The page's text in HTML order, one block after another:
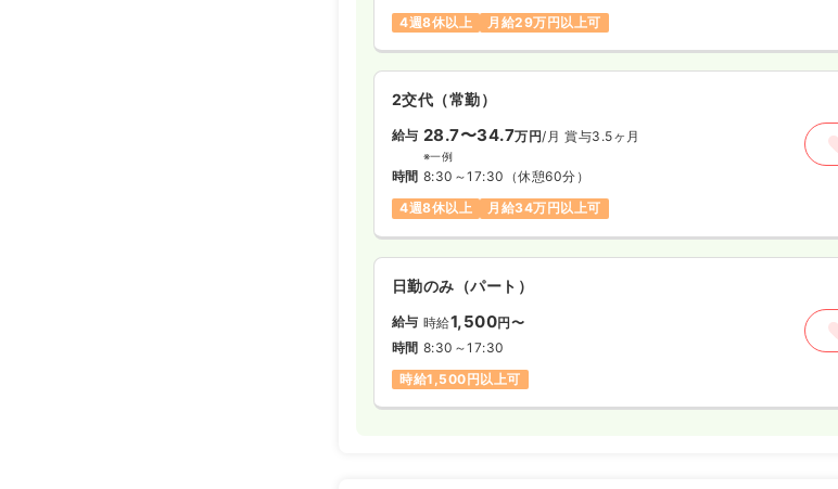
4週8休以上
月給29万円以上可
2交代（常勤）
給与 28.7〜34.7万円/月 賞与3.5ヶ月
※一例
時間 8:30～17:30 （休憩60分）
4週8休以上
月給34万円以上可
日勤のみ（パート）
給与 時給1,500円〜
時間 8:30～17:30
時給1,500円以上可